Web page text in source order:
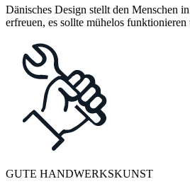
Dänisches Design stellt den Menschen
erfreuen, es sollte mühelos
GUTE HANDWERKSKUNST